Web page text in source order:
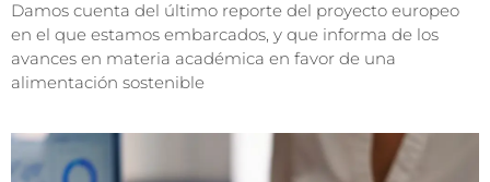
Damos cuenta del último reporte del proyecto europeo
en el que estamos embarcados, y que informa de los
avances en materia académica en favor de una
alimentación sostenible